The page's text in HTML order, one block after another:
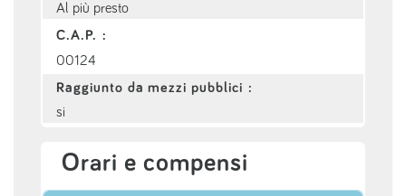
Orari e compensi
Al più presto
C.A.P. :
00124
Raggiunto da mezzi pubblici :
si